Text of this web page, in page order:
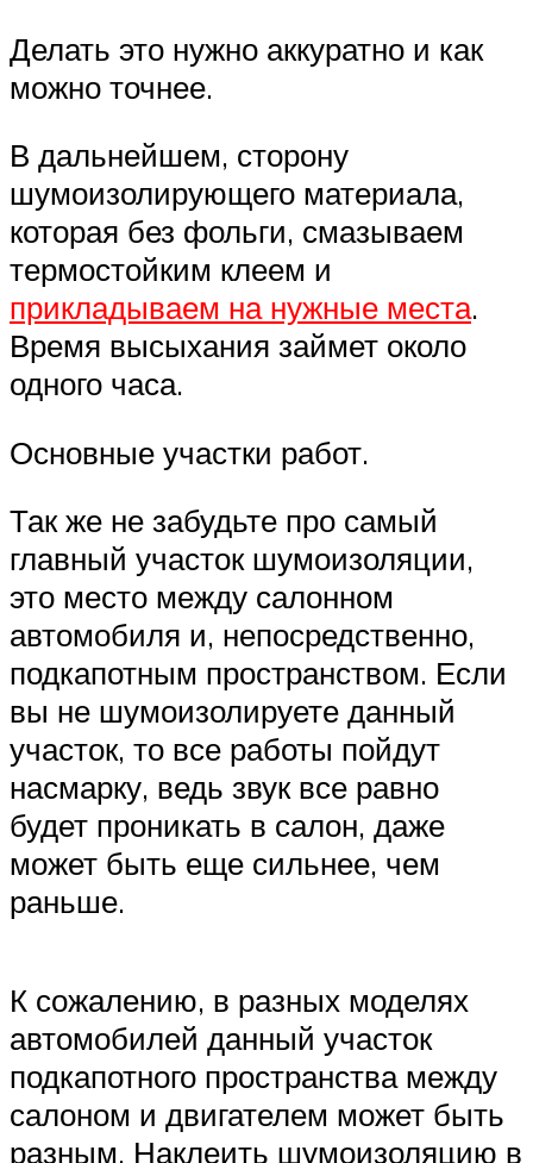
Делать это нужно аккуратно и как
можно точнее.
В дальнейшем, сторону
шумоизолирующего материала,
которая без фольги, смазываем
термостойким клеем и
прикладываем на нужные места.
Время высыхания займет около
одного часа.
Основные участки работ.
Так же не забудьте про самый
главный участок шумоизоляции,
это место между салонном
автомобиля и, непосредственно,
подкапотным пространством. Если
вы не шумоизолируете данный
участок, то все работы пойдут
насмарку, ведь звук все равно
будет проникать в салон, даже
может быть еще сильнее, чем
раньше.
К сожалению, в разных моделях
автомобилей данный участок
подкапотного пространства между
салоном и двигателем может быть
разным. Наклеить шумоизоляцию в